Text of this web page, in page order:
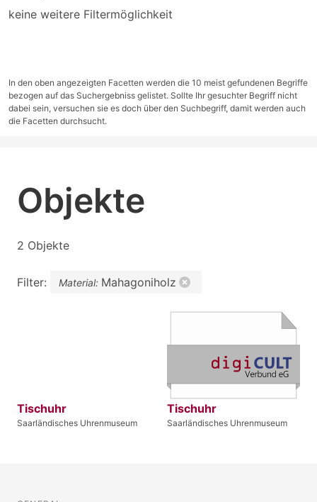
keine weitere Filtermöglichkeit
In den oben angezeigten Facetten werden die 10 meist gefundenen Begriffe
bezogen auf das Suchergebniss gelistet. Sollte Ihr gesuchter Begriff nicht
dabei sein, versuchen sie es doch über den Suchbegriff, damit werden auch
die Facetten durchsucht.
Objekte
2 Objekte
Filter: Material: Mahagoniholz
Tischuhr
Saarländisches Uhrenmuseum
Tischuhr
Saarländisches Uhrenmuseum